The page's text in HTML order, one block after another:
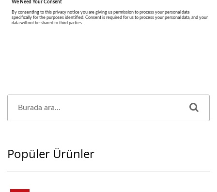
Popüler Ürünler